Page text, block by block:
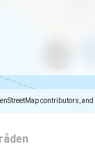
contributors,